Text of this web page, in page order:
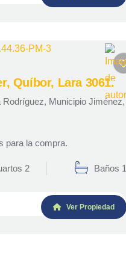
Quíbor, Lara 3061.
Municipio Jiménez,
para la compra.
2 Baños 1
Ver Propiedad